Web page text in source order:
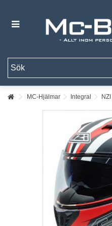
MC-Hjälmar Integral